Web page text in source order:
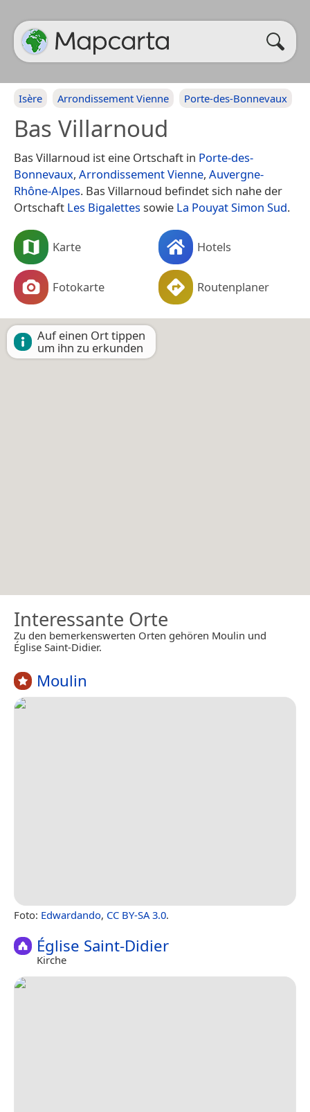
Isère Arrondissement Vienne Porte-des-Bonnevaux
Bas Villarnoud
Bas Villarnoud ist eine Ortschaft in Porte-des-
Bonnevaux, Arrondissement Vienne, Auvergne-
Rhône-Alpes. Bas Villarnoud befindet sich nahe der
Ortschaft Les Bigalettessowie La Pouyat Simon Sud.
Karte Hotels
Fotokarte Routenplaner
Auf einen Ort tippen
um ihn zu erkunden
Interessante Orte
Zu den bemerkenswerten Orten gehören Moulin und
Église Saint-Didier.
Moulin
Foto: Edwardando, CC BY-SA 3.0.
Église Saint-Didier
Kirche